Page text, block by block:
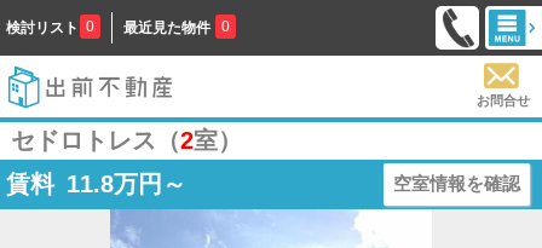
検討リスト 0 最近見た物件 0
お問合せ
セドロトレス（2室）
賃料 11.8万円～ 空室情報を確認